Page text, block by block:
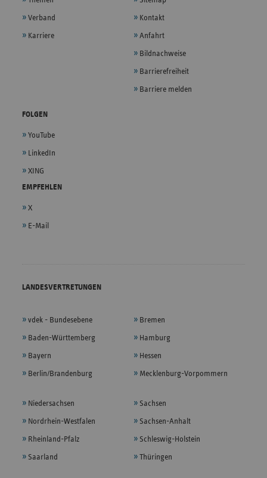
Verband
Karriere
Kontakt
Anfahrt
Bildnachweise
Barrierefreiheit
Barriere melden
FOLGEN
YouTube
LinkedIn
XING
EMPFEHLEN
X
E-Mail
LANDESVERTRETUNGEN
vdek - Bundesebene
Baden-Württemberg
Bayern
Berlin/Brandenburg
Bremen
Hamburg
Hessen
Mecklenburg-Vorpommern
Niedersachsen
Nordrhein-Westfalen
Rheinland-Pfalz
Saarland
Sachsen
Sachsen-Anhalt
Schleswig-Holstein
Thüringen